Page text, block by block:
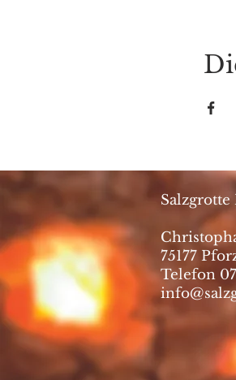
Salzgrotte
75177
Telefon